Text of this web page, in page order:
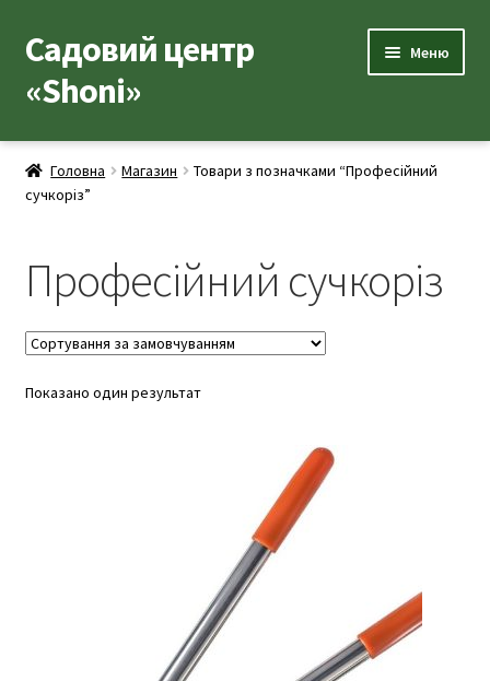
Перейти
до
навігації
Перейти
до
вмісту
Садовий центр
«Shoni»
Меню
Каталог товарів
Популярні рослини
меню
Контакти
Головна Магазин
Товари з позначками “Професійний
сучкоріз”
Професійний сучкоріз
Показано один результат